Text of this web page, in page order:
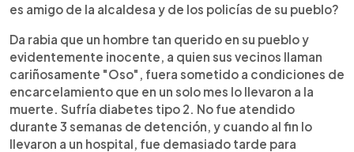
es amigo de la alcaldesa y de los policías de su pueblo?
Da rabia que un hombre tan querido en su pueblo y
evidentemente inocente, a quien sus vecinos llaman
cariñosamente "Oso", fuera sometido a condiciones de
encarcelamiento que en un solo mes lo llevaron a la
muerte. Sufría diabetes tipo 2. No fue atendido
durante 3 semanas de detención, y cuando al fin lo
llevaron a un hospital, fue demasiado tarde para